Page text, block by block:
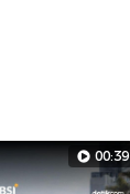
00:39